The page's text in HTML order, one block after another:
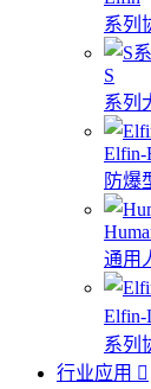
系列
S
系列
Elfin-
防爆
通用
Elfin-
系列
行业应用